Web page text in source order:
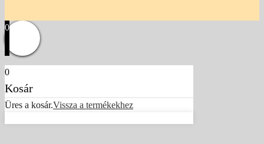
0
0
Kosár
Üres a kosár.Vissza a termékekhez